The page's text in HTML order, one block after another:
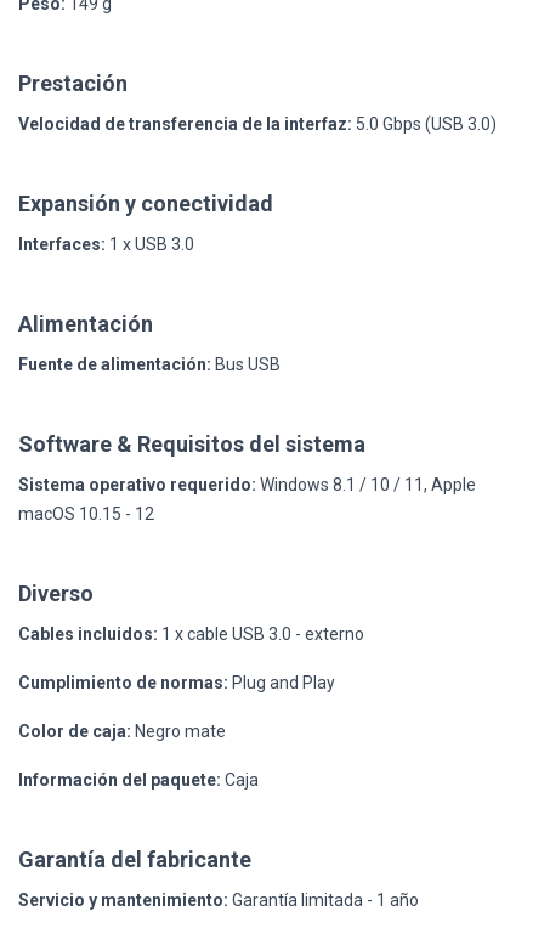
Peso: 149 g
Prestación
Velocidad de transferencia de la interfaz: 5.0 Gbps (USB 3.0)
Expansión y conectividad
Interfaces: 1 x USB 3.0
Alimentación
Fuente de alimentación: Bus USB
Software & Requisitos del sistema
Sistema operativo requerido: Windows 8.1 / 10 / 11, Apple
macOS 10.15 - 12
Diverso
Cables incluidos: 1 x cable USB 3.0 - externo
Cumplimiento de normas: Plug and Play
Color de caja: Negro mate
Información del paquete: Caja
Garantía del fabricante
Servicio y mantenimiento: Garantía limitada - 1 año